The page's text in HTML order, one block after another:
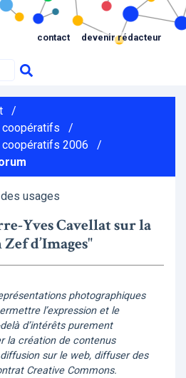
contact devenir rédacteur
/
coopératifs
/
coopératifs 2006
/
usages
Yves Cavellat sur la
d’Images"
photographiques
l’expression et le
d’intérêts purement
la création de contenus
sur le web, diffuser des
Creative Commons.